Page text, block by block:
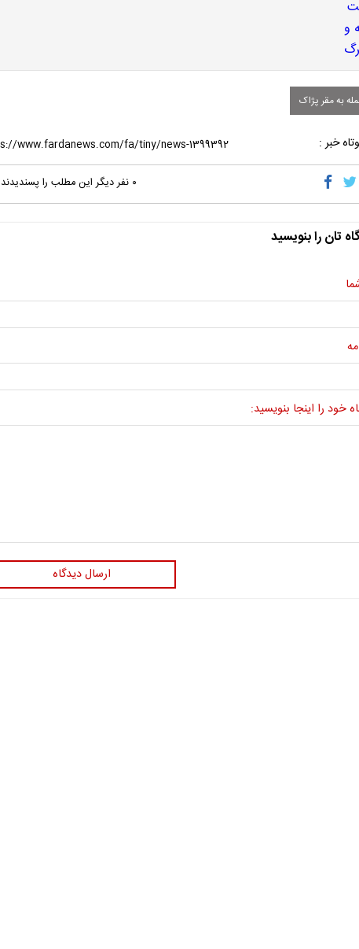
به مقر پژاک
خبر :
۰ نفر دیگر این مطلب را پسندیدند
تان را بنویسید
خود را اینجا بنویسید:
ارسال دیدگاه